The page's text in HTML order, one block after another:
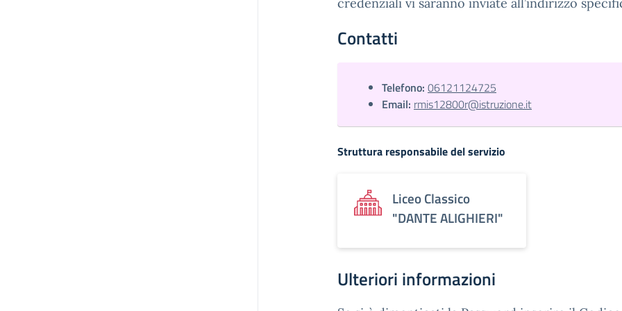
Contatti
Telefono: 06121124725
Email: rmis12800r@istruzione.it
Struttura responsabile del servizio
Liceo Classico
"DANTE ALIGHIERI"
Ulteriori informazioni